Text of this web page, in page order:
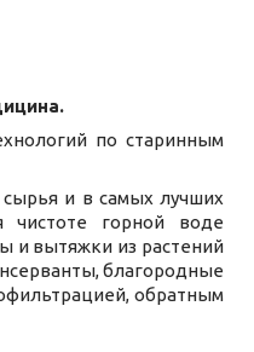
по старинным
сырья и в самых лучших
чистоте горной воде
и вытяжки из растений
благородные
обратным